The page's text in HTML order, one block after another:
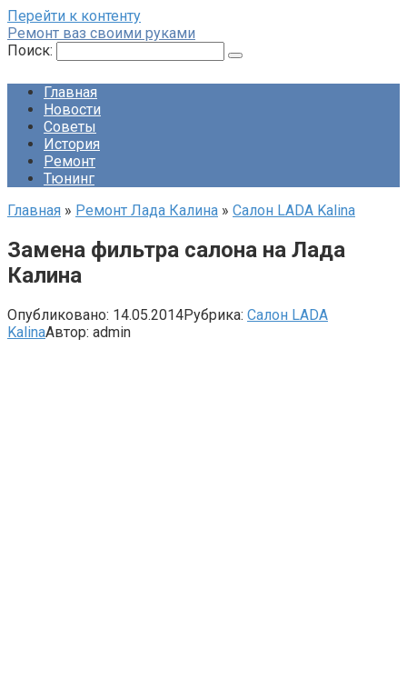
Перейти к контенту
Ремонт ваз своими руками
Поиск:
Главная
Новости
Советы
История
Ремонт
Тюнинг
Главная » Ремонт Лада Калина » Салон LADA Kalina
Замена фильтра салона на Лада
Калина
Опубликовано: 14.05.2014Рубрика: Салон LADA
KalinaАвтор: admin